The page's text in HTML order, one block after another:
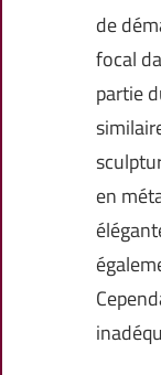
de
focal
partie
en